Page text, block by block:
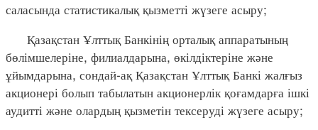
саласында статистикалық қызметті жүзеге асыру;
Қазақстан Ұлттық Банкінің орталық аппаратының
бөлімшелеріне, филиалдарына, өкілдіктеріне және
ұйымдарына, сондай-ақ Қазақстан Ұлттық Банкі жалғыз
акционері болып табылатын акционерлік қоғамдарға ішкі
аудитті және олардың қызметін тексеруді жүзеге асыру;